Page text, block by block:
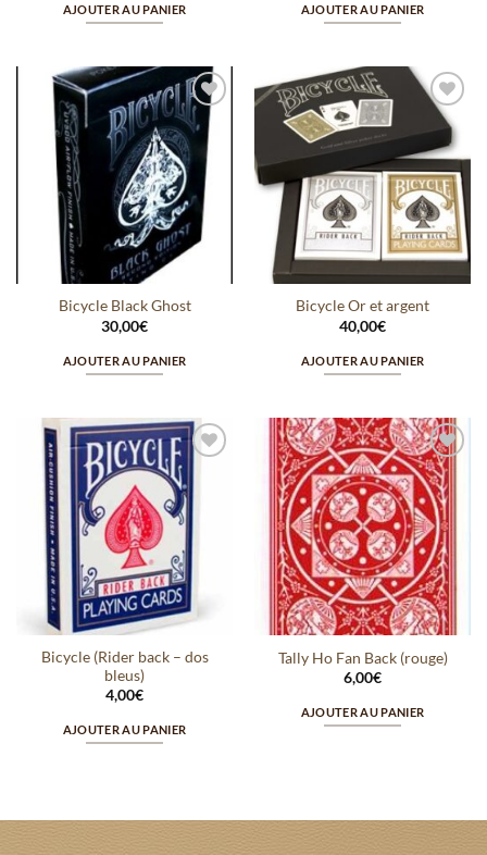
AJOUTER AU PANIER AJOUTER AU PANIER
Ajouter
à la
wishlist
Bicycle Black Ghost
30,00€
AJOUTER AU PANIER
Ajouter
à la
wishlist
Bicycle Or et argent
40,00€
AJOUTER AU PANIER
Ajouter
wishlist
Bicycle (Rider back – dos
bleus)
4,00€
AJOUTER AU PANIER
Ajouter
à la
wishlist
Tally Ho Fan Back (rouge)
6,00€
AJOUTER AU PANIER